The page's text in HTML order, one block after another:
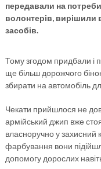
передавали на
волонтерів, вирішили
засобів.
Тому згодом придбали і
ще більш дорожчого
збирати на автомобіль
Чекати прийшлося не
армійський джип вже
власноручно у захисний
фарбування вони
допомогу дорослих